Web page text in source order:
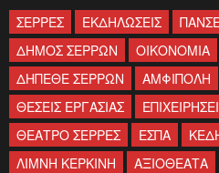
ΣΕΡΡΕΣ ΕΚΔΗΛΩΣΕΙΣ
ΔΗΜΟΣ ΣΕΡΡΩΝ
ΟΙΚΟΝΟΜΙΑ
ΔΗΠΕΘΕ ΣΕΡΡΩΝ
ΑΜΦΙΠΟΛΗ
ΘΕΣΕΙΣ ΕΡΓΑΣΙΑΣ
ΘΕΑΤΡΟ ΣΕΡΡΕΣ
ΕΣΠΑ
ΛΙΜΝΗ ΚΕΡΚΙΝΗ
ΑΞΙΟΘΕΑΤΑ